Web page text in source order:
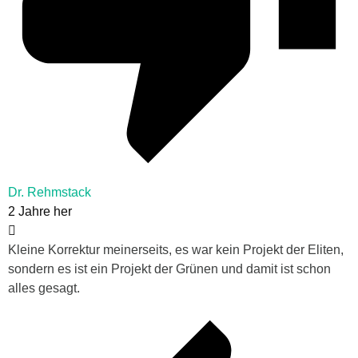
Dr. Rehmstack
2 Jahre her
Kleine Korrektur meinerseits, es war kein Projekt der Eliten,
sondern es ist ein Projekt der Grünen und damit ist schon
alles gesagt.